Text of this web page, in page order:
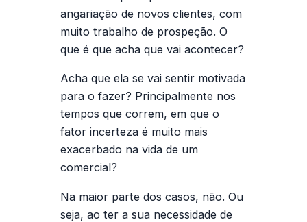
angariação de novos clientes, com
muito trabalho de prospeção. O
que é que acha que vai acontecer?
Acha que ela se vai sentir motivada
para o fazer? Principalmente nos
tempos que correm, em que o
fator incerteza é muito mais
exacerbado na vida de um
comercial?
Na maior parte dos casos, não. Ou
seja, ao ter a sua necessidade de